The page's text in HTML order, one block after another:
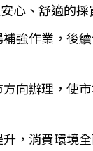
心、舒適的採
強作業，後
向辦理，使
，消費環境